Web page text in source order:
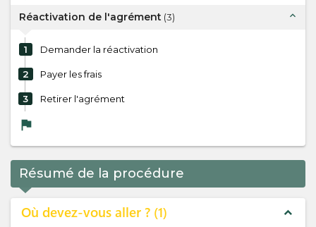
Réactivation de l'agrément (3) expand_less
1 Demander la réactivation
2 Payer les frais
3 Retirer l'agrément
flag
Résumé de la procédure
Où devez-vous aller ? 1 expand_less